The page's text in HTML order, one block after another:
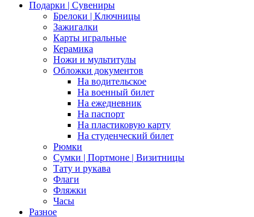
Подарки | Сувениры
Брелоки | Ключницы
Зажигалки
Карты игральные
Керамика
Ножи и мультитулы
Обложки документов
На водительское
На военный билет
На ежедневник
На паспорт
На пластиковую карту
На студенческий билет
Рюмки
Сумки | Портмоне | Визитницы
Тату и рукава
Флаги
Фляжки
Часы
Разное